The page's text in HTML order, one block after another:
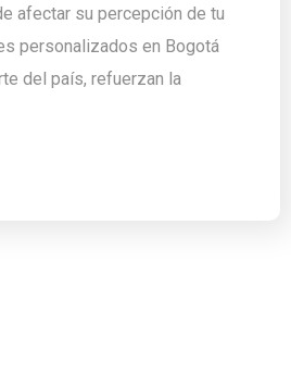
afectar su percepción de tu
personalizados en Bogotá
del país, refuerzan la